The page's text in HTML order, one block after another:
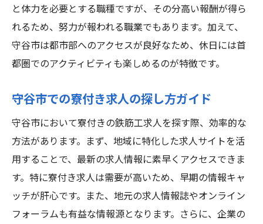
と体力を必要とする職種ですが、その分高い報酬が得ら
れるため、努力が報われる職業でもあります。加えて、
守谷市は都市部へのアクセスが良好なため、休日には首
都圏でのアクティビティも楽しめるのが特徴です。
守谷市での寮付き求人の探し方ガイド
守谷市において寮付きの鉄筋工求人を探す際、効率的な
方法があります。まず、地域に特化した求人サイトを活
用することで、最新の求人情報に素早くアクセスできま
す。特に寮付き求人は需要が高いため、早期の情報キャ
ッチが肝心です。また、地元の求人情報誌やオンライン
フォーラムも有益な情報源となります。さらに、企業の